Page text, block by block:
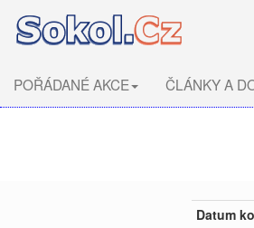
POŘÁDANÉ AKCE ČLÁNKY A
Datum